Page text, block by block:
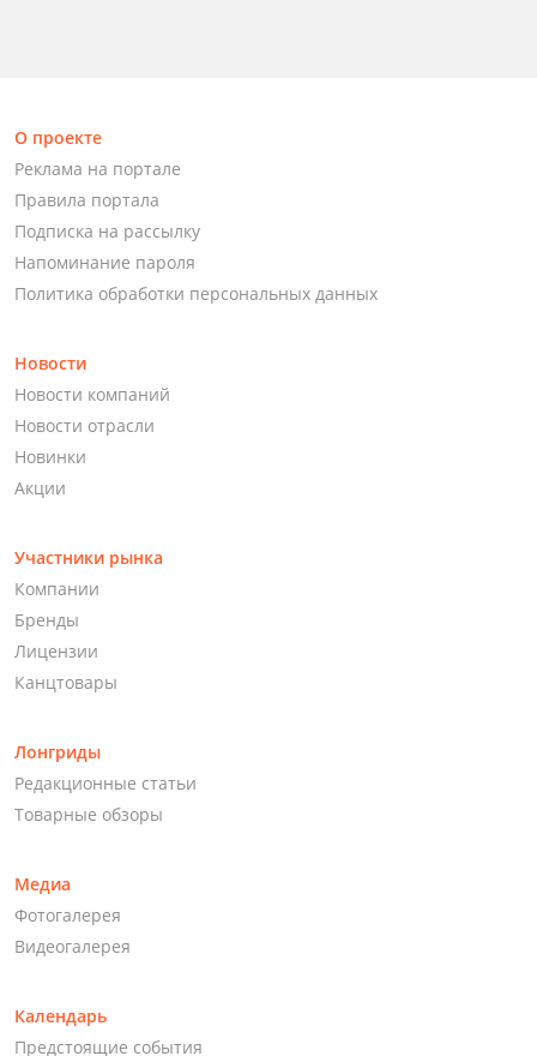
О проекте
Реклама на портале
Правила портала
Подписка на рассылку
Напоминание пароля
Политика обработки персональных данных
Новости
Новости компаний
Новости отрасли
Новинки
Акции
Участники рынка
Компании
Бренды
Лицензии
Канцтовары
Лонгриды
Редакционные статьи
Товарные обзоры
Медиа
Фотогалерея
Видеогалерея
Календарь
Предстоящие события